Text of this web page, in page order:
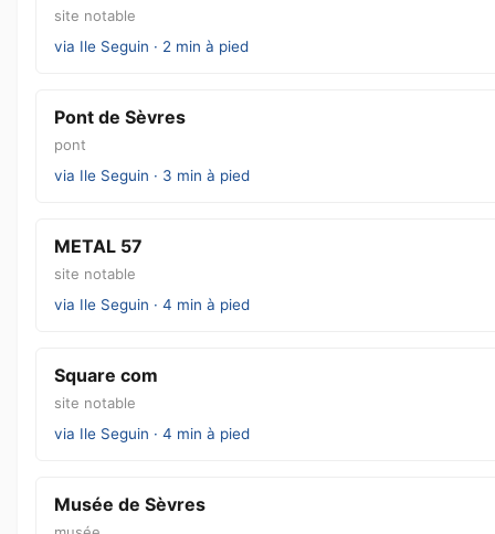
site notable
via Ile Seguin · 2 min à pied
Pont de Sèvres
pont
via Ile Seguin · 3 min à pied
METAL 57
site notable
via Ile Seguin · 4 min à pied
Square com
site notable
via Ile Seguin · 4 min à pied
Musée de Sèvres